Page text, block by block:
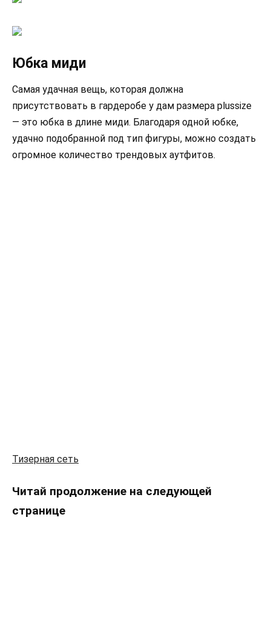
Юбка миди
Самая удачная вещь, которая должна
присутствовать в гардеробе у дам размера plussize
— это юбка в длине миди. Благодаря одной юбке,
удачно подобранной под тип фигуры, можно создать
огромное количество трендовых аутфитов.
Тизерная сеть
Читай продолжение на следующей
странице